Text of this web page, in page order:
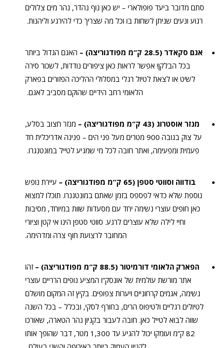
סתם מדובר ביעד פופולארי – יש כאן נוף נהדר, נהר מים צלולים
רגוע ונעים שניתן לשחות בו וכל מה שצריך כדי להירגע וליהנות.
אגם סקאדר (28.5 ק”מ מפודגוריצה) –
האגם הגדול ביותר
בכל הבלקן! אפשר לראות כאן ציפורים נודדות, לשכור סירה
לשיט או לצאת לטיול רגלי במסלולי ההליכה הפזורים בפארק
הלאומי רחב הידיים שהוקם מסביב לאגם.
מנזר אוסטרוג (43 ק”מ מפודגוריצה) –
מנזר חצוב בסלע,
על צוק בגובה 900 מטרים מעל פני הים – פנינה אדריכלית חד
פעמית ומפעימה, ואתר חובה לכל מי שמגיע לטייל במונטנגרו.
בודווה וסווטי סטפן (65 ק”מ מפודגוריצה) –
עיירת נופש
נוספת שלא כדאי לפספס בזמן שאתם במונטגנרו. תוכלו למצוא
כאן חופים עוצרי נשימה יחד עם מסעדות שוות במיוחד, מסיבות
וחיי לילה שלא עוצרים לרגע. סווטי סטפן הינו אי קטן וציורי
המחובר לרצועת חוף צרה ומדהימה.
הפארק הלאומי דורמיטור (88.5 ק”מ מפודגוריצה) –
זהו
אתר מורשת עולמית של אונסק”ו המציע נופים הרריים עוצרי
נשימה, אגמים קרחוניים ויערות צפופים. בקיץ זה המקום מושלם
לטיולים רגליים ולטיפוס הרים, בחורף לסקי, ובכלל – בכל השנה
שווה לבוא לטייל כאן. חובה לעבור בקניון נהר הטארה, שאורכו
82 ק”מ ועומקו יכול להגיע עד 1,300 מטר, דבר שהופך אותו